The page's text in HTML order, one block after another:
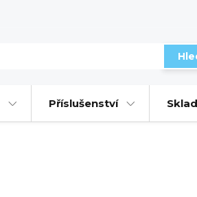
Příslušenství